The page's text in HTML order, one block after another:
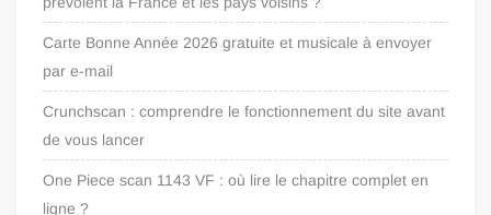
Carte Bonne Année 2026 gratuite et musicale à envoyer
par e-mail
Crunchscan : comprendre le fonctionnement du site avant
de vous lancer
One Piece scan 1143 VF : où lire le chapitre complet en
ligne ?